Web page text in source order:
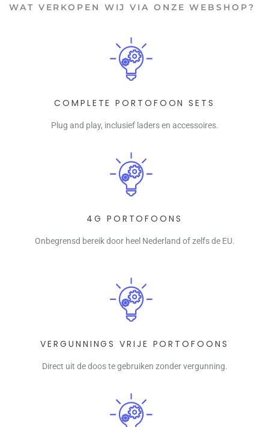
WAT VERKOPEN WIJ VIA ONZE WEBSHOP?
COMPLETE PORTOFOON SETS
Plug and play, inclusief laders en accessoires.
4G PORTOFOONS
Onbegrensd bereik door heel Nederland of zelfs de EU.
VERGUNNINGS VRIJE PORTOFOONS
Direct uit de doos te gebruiken zonder vergunning.